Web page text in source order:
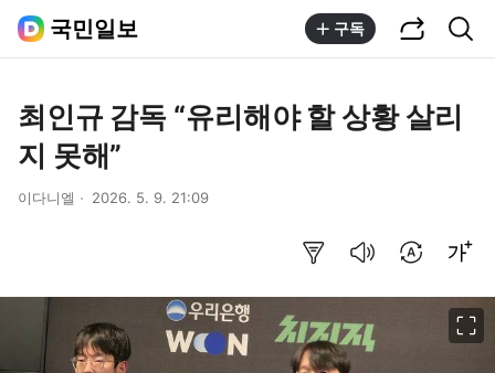
국민일보 구독
최인규 감독 “유리해야 할 상황 살리
지 못해”
이다니엘 2026. 5. 9. 21:09